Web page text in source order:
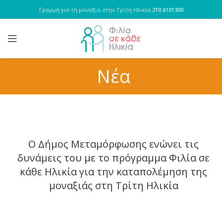
Γραμμή για τη μοναξιά στην Τρίτη Ηλικία 210 6101300
Νέα
Ο Δήμος Μεταμόρφωσης ενώνει τις
δυνάμεις του με το πρόγραμμα Φιλία σε
κάθε Ηλικία για την καταπολέμηση της
μοναξιάς στη Τρίτη Ηλικία